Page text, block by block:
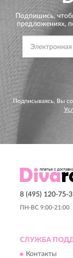
Подпишись,
предложениях,
Подписываясь, Вы
8 (495) 120-75-
ПН-ВС 9:00-21:00
СЛУЖБА
Контакты